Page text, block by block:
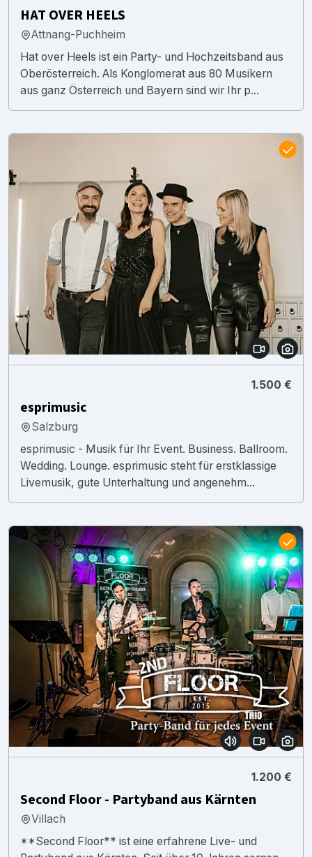
HAT OVER HEELS
Attnang-Puchheim
Hat over Heels ist ein Party- und Hochzeitsband aus
Oberösterreich. Als Konglomerat aus 80 Musikern
aus ganz Österreich und Bayern sind wir Ihr p...
1.500 €
esprimusic
Salzburg
esprimusic - Musik für Ihr Event. Business. Ballroom.
Wedding. Lounge. esprimusic steht für erstklassige
Livemusik, gute Unterhaltung und angenehm...
1.200 €
Second Floor - Partyband aus Kärnten
Villach
**Second Floor** ist eine erfahrene Live- und